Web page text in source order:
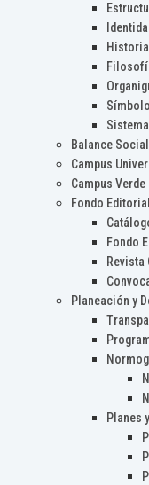
Historia
Balance Social
Campus
Campus Verde
Fondo Editorial
Fondo
Revista
Planeación y
Planes